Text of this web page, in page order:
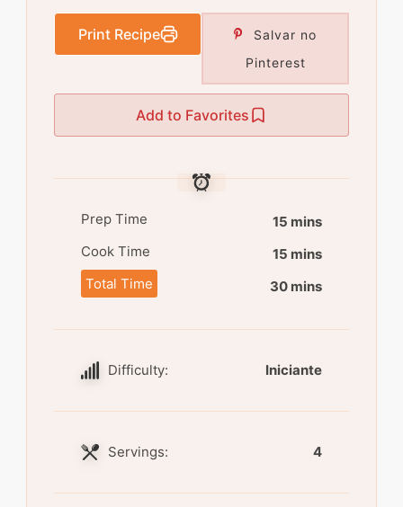
Print Recipe
Salvar no
Pinterest
Add to Favorites
Prep Time
15 mins
Cook Time
15 mins
Total Time
30 mins
Difficulty: Iniciante
Servings: 4